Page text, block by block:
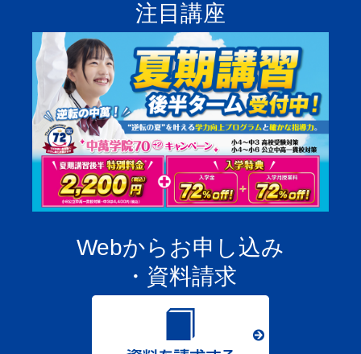
注目講座
Webからお申し込み
・資料請求